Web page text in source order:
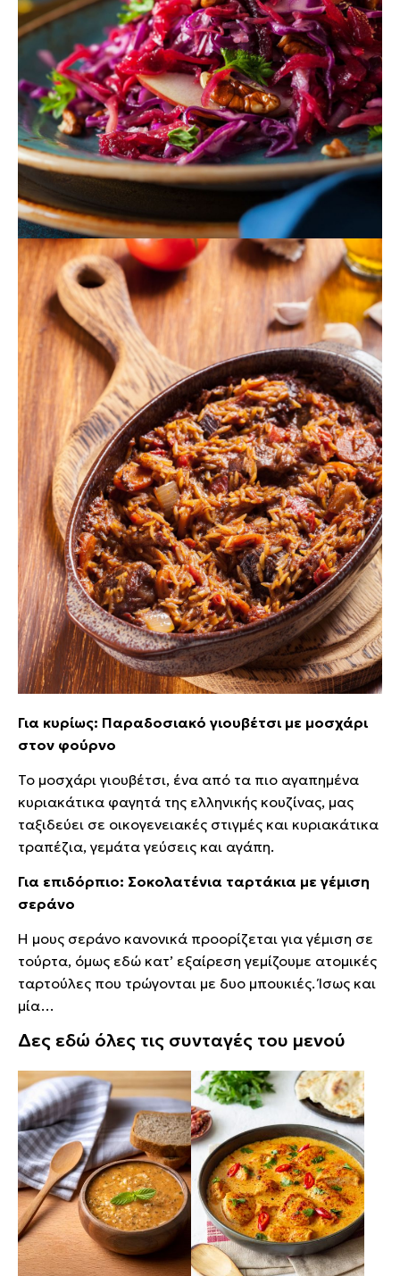
Για κυρίως: Παραδοσιακό γιουβέτσι με μοσχάρι
στον φούρνο
Το μοσχάρι γιουβέτσι, ένα από τα πιο αγαπημένα
κυριακάτικα φαγητά της ελληνικής κουζίνας, μας
ταξιδεύει σε οικογενειακές στιγμές και κυριακάτικα
τραπέζια, γεμάτα γεύσεις και αγάπη.
Για επιδόρπιο: Σοκολατένια ταρτάκια με γέμιση
σεράνο
Η μους σεράνο κανονικά προορίζεται για γέμιση σε
τούρτα, όμως εδώ κατ’ εξαίρεση γεμίζουμε ατομικές
ταρτούλες που τρώγονται με δυο μπουκιές. Ίσως και
μία…
Δες εδώ όλες τις συνταγές του μενού